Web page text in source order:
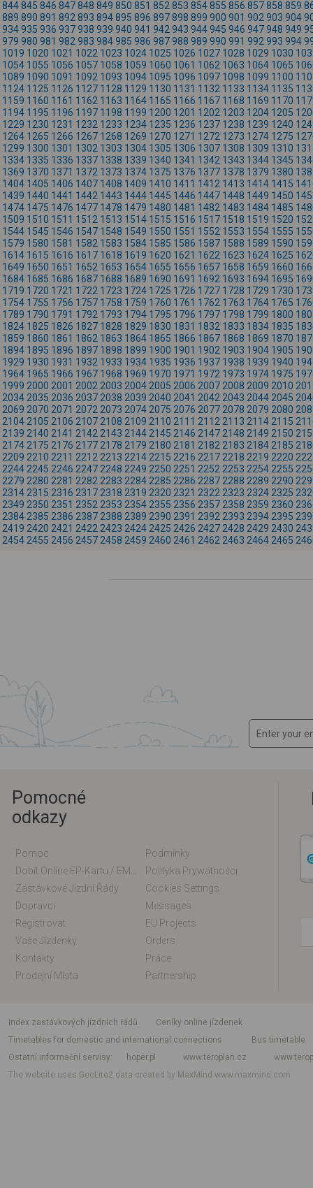
844845 846 847848 849 850 851 852 853 854855 856 857858 859
889 890 891 892 893 894895 896 897898 899 900 901 902 903 904
934935 936 937938 939 940 941 942 943 944945 946 947948 949
979 980 981 982 983 984985 986 987988 989 990 991 992 993 994
1019 1020 1021 1022 1023 1024 1025 1026 1027 1028 1029 1030
1054 1055 1056 1057 1058 1059 1060 1061 1062 1063 1064 1065
1089 1090 1091 1092 1093 1094 1095 1096 1097 1098 1099 1100
1124 1125 1126 1127 1128 1129 1130 1131 1132 1133 1134 1135
1159 1160 1161 1162 1163 1164 1165 1166 1167 1168 1169 1170
1194 1195 1196 1197 1198 1199 1200 1201 1202 1203 1204 1205
1229 1230 1231 1232 1233 1234 1235 1236 1237 1238 1239 1240
1264 1265 1266 1267 1268 1269 1270 1271 1272 1273 1274 1275
1299 1300 1301 1302 1303 1304 1305 1306 1307 1308 1309 1310
1334 1335 1336 1337 1338 1339 1340 1341 1342 1343 1344 1345
1369 1370 1371 1372 1373 1374 1375 1376 1377 1378 1379 1380
1404 1405 1406 1407 1408 1409 1410 1411 1412 1413 1414 1415
1439 1440 1441 1442 1443 1444 1445 1446 1447 1448 1449 1450
1474 1475 1476 1477 1478 1479 1480 1481 1482 1483 1484 1485
1509 1510 1511 1512 1513 1514 1515 1516 1517 1518 1519 1520
1544 1545 1546 1547 1548 1549 1550 1551 1552 1553 1554 1555
1579 1580 1581 1582 1583 1584 1585 1586 1587 1588 1589 1590
1614 1615 1616 1617 1618 1619 1620 1621 1622 1623 1624 1625
1649 1650 1651 1652 1653 1654 1655 1656 1657 1658 1659 1660
1684 1685 1686 1687 1688 1689 1690 1691 1692 1693 1694 1695
1719 1720 1721 1722 1723 1724 1725 1726 1727 1728 1729 1730
1754 1755 1756 1757 1758 1759 1760 1761 1762 1763 1764 1765
1789 1790 1791 1792 1793 1794 1795 1796 1797 1798 1799 1800
1824 1825 1826 1827 1828 1829 1830 1831 1832 1833 1834 1835
1859 1860 1861 1862 1863 1864 1865 1866 1867 1868 1869 1870
1894 1895 1896 1897 1898 1899 1900 1901 1902 1903 1904 1905
1929 1930 1931 1932 1933 1934 1935 1936 1937 1938 1939 1940
1964 1965 1966 1967 1968 1969 1970 1971 1972 1973 1974 1975
1999 2000 2001 2002 2003 2004 2005 2006 2007 2008 2009 2010
2034 2035 2036 2037 2038 2039 2040 2041 2042 2043 2044 2045
2069 2070 2071 2072 2073 2074 2075 2076 2077 2078 2079 2080
2104 2105 2106 2107 2108 2109 2110 2111 2112 2113 2114 2115
2139 2140 2141 2142 2143 2144 2145 2146 2147 2148 2149 2150
2174 2175 2176 2177 2178 2179 2180 2181 2182 2183 2184 2185
2209 2210 2211 2212 2213 2214 2215 2216 2217 2218 2219 2220
2244 2245 2246 2247 2248 2249 2250 2251 2252 2253 2254 2255
2279 2280 2281 2282 2283 2284 2285 2286 2287 2288 2289 2290
2314 2315 2316 2317 2318 2319 2320 2321 2322 2323 2324 2325
2349 2350 2351 2352 2353 2354 2355 2356 2357 2358 2359 2360
2384 2385 2386 2387 2388 2389 2390 2391 2392 2393 2394 2395
2419 2420 2421 2422 2423 2424 2425 2426 2427 2428 2429 2430
2454 2455 2456 2457 2458 2459 2460 2461 2462 2463 2464 2465
Pomocné
odkazy
Pomoc
Podmínky
Polityka Prywatności
Zastávkové Jízdní Řády
Cookies Settings
Dopravci
Messages
Registrovat
EU Projects
Vaše Jízdenky
Orders
Kontakty
Práce
Prodejní Místa
Partnership
index zastávkových jízdních řádů
Ceníky online jízdenek
Timetables for domestic and international connections
Bus timetable
Ostatní informační servisy
hoper.pl www.teroplan.cz
The website uses GeoLite2 data created by MaxMindwww.maxmind.com